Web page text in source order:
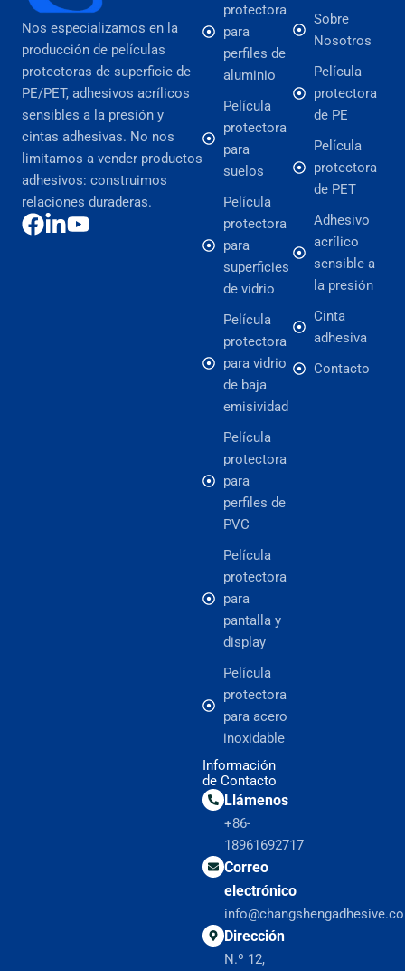
Nos especializamos en la
producción de películas
protectoras de superficie de
PE/PET, adhesivos acrílicos
sensibles a la presión y
cintas adhesivas. No nos
limitamos a vender productos
adhesivos: construimos
relaciones duraderas.
protectora
para
perfiles de
aluminio
Película
protectora
para
suelos
Película
protectora
para
superficies
de vidrio
Película
protectora
para vidrio
de baja
emisividad
Película
protectora
para
perfiles de
PVC
Película
protectora
para
pantalla y
display
Película
protectora
para acero
inoxidable
Sobre
Nosotros
Película
protectora
de PE
Película
protectora
de PET
Adhesivo
acrílico
sensible a
la presión
Cinta
adhesiva
Contacto
Información
de Contacto
Llámenos
+86-
18961692717
Correo
electrónico
Dirección
N.º 12,